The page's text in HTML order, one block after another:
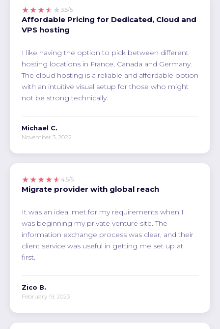
★★★★★ 3.5/5
Affordable Pricing for Dedicated, Cloud and
VPS hosting
I like having the option to pick between different
hosting locations in France, Canada and Germany.
The cloud hosting is a reliable and affordable option
with an intuitive visual setup for those who might
not be strong technically.
Michael C.
November 3, 2022
★★★★★ 4.5/5
Migrate provider with global reach
It was an ideal met for my requirements when I
was beginning my private venture site. The
information exchange process was clear, and their
client service was useful in getting me set up at
first.
Zico B.
February 19, 2023